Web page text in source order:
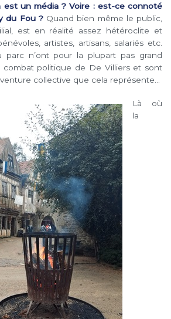
est un média ? Voire : est-ce connoté
du Fou ?Quand bien même le public,
est en réalité assez hétéroclite et
artistes, artisans, salariés etc.
n’ont pour la plupart pas grand
combat politique de De Villiers et sont
collective que cela représente…
Là où
la